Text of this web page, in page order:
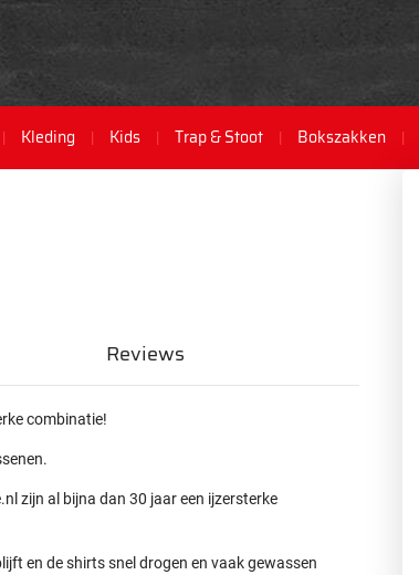
Kleding Kids Trap & Stoot Bokszakken
combinatie!
zijn al bijna dan 30 jaar een ijzersterke
en de shirts snel drogen en vaak gewassen
Reviews